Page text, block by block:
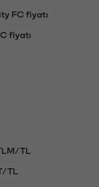
FC fiyatı
fiyatı
TL
TL